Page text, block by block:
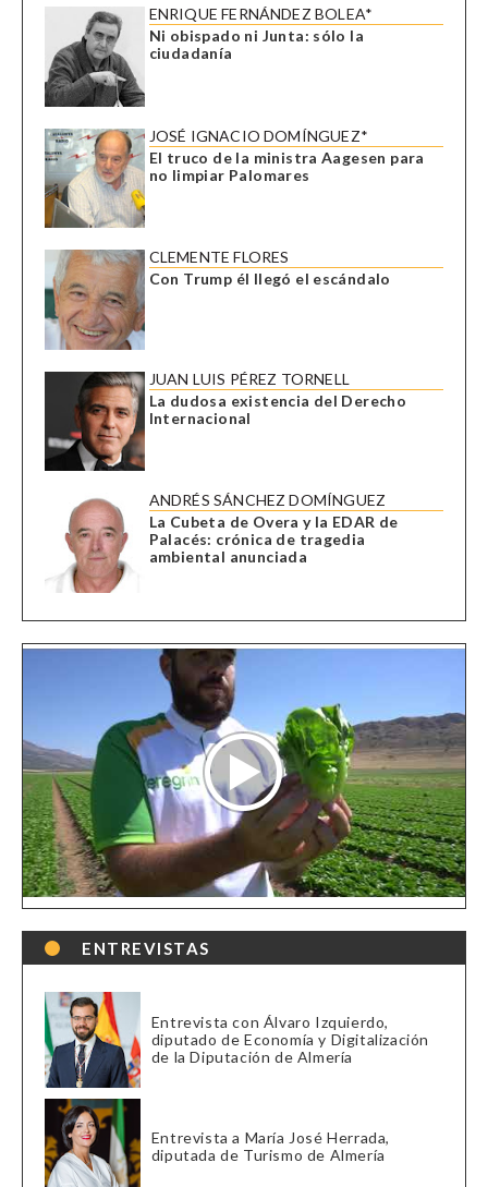
ENRIQUE FERNÁNDEZ BOLEA*
Ni obispado ni Junta: sólo la
ciudadanía
JOSÉ IGNACIO DOMÍNGUEZ*
El truco de la ministra Aagesen para
no limpiar Palomares
CLEMENTE FLORES
Con Trump él llegó el escándalo
JUAN LUIS PÉREZ TORNELL
La dudosa existencia del Derecho
Internacional
ANDRÉS SÁNCHEZ DOMÍNGUEZ
La Cubeta de Overa y la EDAR de
Palacés: crónica de tragedia
ambiental anunciada
ENTREVISTAS
Entrevista con Álvaro Izquierdo,
diputado de Economía y Digitalización
de la Diputación de Almería
Entrevista a María José Herrada,
diputada de Turismo de Almería